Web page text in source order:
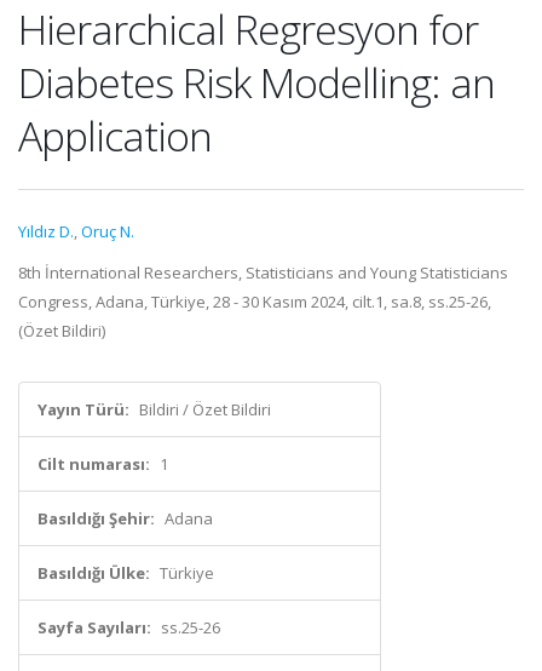
Hierarchical Regresyon for
Diabetes Risk Modelling: an
Application
Yıldız D.,Oruç N.
8th İnternational Researchers, Statisticians and Young Statisticians
Congress, Adana, Türkiye, 28 - 30 Kasım 2024, cilt.1, sa.8, ss.25-26,
(Özet Bildiri)
Yayın Türü: Bildiri / Özet Bildiri
Cilt numarası: 1
Basıldığı Şehir: Adana
Basıldığı Ülke: Türkiye
Sayfa Sayıları: ss.25-26